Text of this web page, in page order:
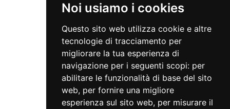
Noi usiamo i cookies
Questo sito web utilizza cookie e altre
tecnologie di tracciamento per
migliorare la tua esperienza di
navigazione per i seguenti scopi: per
abilitare le funzionalità di base del sito
web, per fornire una migliore
esperienza sul sito web, per misurare il